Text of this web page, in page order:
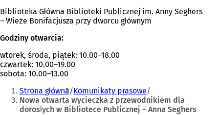
Biblioteka Główna Biblioteki Publicznej im. Anny Seghers
– Wieże Bonifacjusza przy dworcu głównym
Godziny otwarcia:
wtorek, środa, piątek: 10.00–18.00
czwartek: 10.00–19.00
sobota: 10.00–13.00
Jesteś
tutaj:
Strona główna Komunikaty prasowe
Nowa otwarta wycieczka z przewodnikiem dla
dorosłych w Bibliotece Publicznej – Anna Seghers